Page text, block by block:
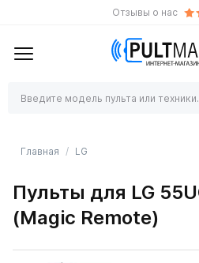
Отзывы о нас
Главная LG
Пульты для LG
(Magic Remote)